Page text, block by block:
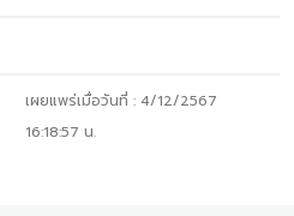
เผยแพร่เมื่อวันที่ : 4/12/2567
16:18:57 น.